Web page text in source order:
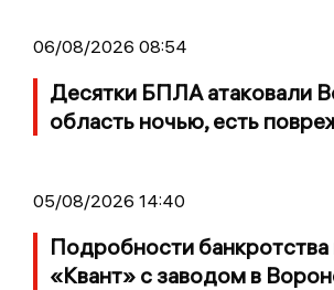
06/08/2026 08:54
Десятки БПЛА атаковали
область ночью, есть
05/08/2026 14:40
Подробности банкротства
«Квант» с заводом в